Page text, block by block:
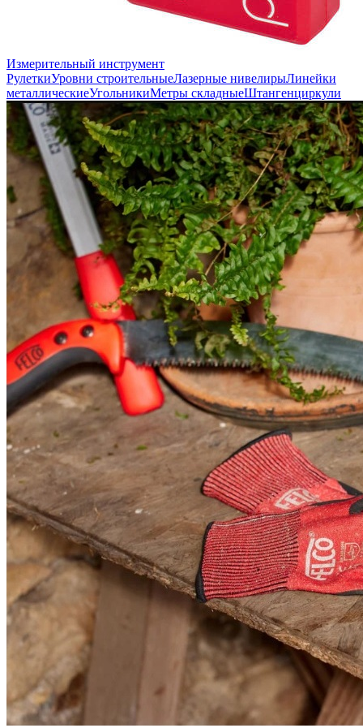
Измерительный инструмент
РулеткиУровни строительныеЛазерные нивелирыЛинейки
металлическиеУгольникиМетры складныеШтангенциркули